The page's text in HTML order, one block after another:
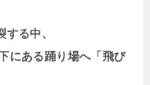
る中、
にある踊り場へ「飛び